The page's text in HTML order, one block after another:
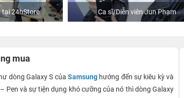
tại 24hStore Ca sĩ/Diễn viên Jun Phạm
mua
dòng Galaxy S củaSamsung hướng đến sự kiêu kỳ và
Pen và sự tiện dụng khó cưỡng của nó thì dòng Galaxy